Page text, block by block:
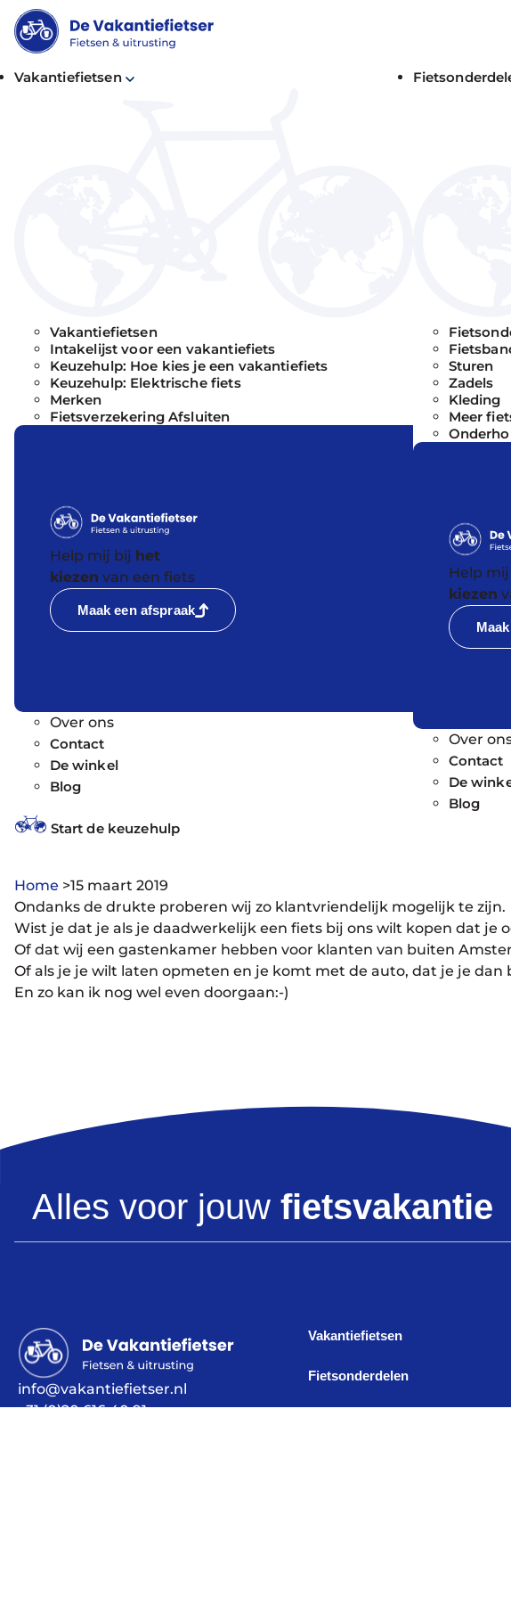
Vakantiefietsen
Vakantiefietsen
Intakelijst voor een vakantiefiets
Keuzehulp: Hoe kies je een vakantiefiets
Keuzehulp: Elektrische fiets
Merken
Fietsverzekering Afsluiten
Help mij bij het
kiezen van een fiets
Maak een afspraak
Over ons
Contact
De winkel
Blog
Sturen
Zadels
Kleding
Meer
Help
kiezen
Over
Contact
De
Blog
Start de keuzehulp
Home >15 maart 2019
Ondanks de drukte proberen wij zo klantvriendelijk mogelijk te zijn.
Wist je dat je als je daadwerkelijk een fiets bij ons wilt kopen dat
Of dat wij een gastenkamer hebben voor klanten van buiten
Of als je je wilt laten opmeten en je komt met de auto, dat je je
En zo kan ik nog wel even doorgaan:-)
Alles voor jouw fietsvakantie
info@vakantiefietser.nl
+31 (0)20 616 40 91
Vakantiefietsen
Fietsonderdelen